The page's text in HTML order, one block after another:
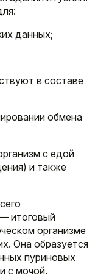
данных;
в составе
обмена
с едой
и также
итоговый
организме
Она образуется
пуриновых
с мочой.